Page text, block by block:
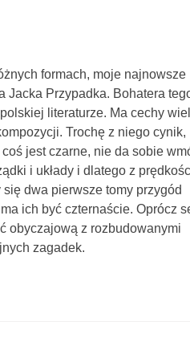
formach, moje najnowsze
Jacka Przypadka. Bohatera
literaturze. Ma cechy
Trochę z niego cynik,
jest czarne, nie da sobie
i układy i dlatego z
dwa pierwsze tomy przygód
ich być czternaście. Oprócz
obyczajową z rozbudowanymi
zagadek.